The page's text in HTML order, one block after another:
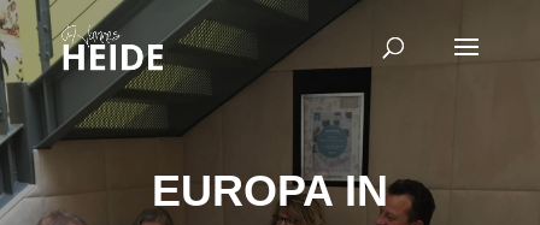
EUROPA IN